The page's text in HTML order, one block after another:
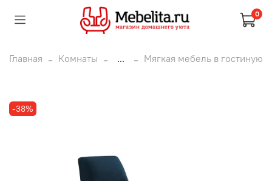
0
Главная Комнаты ... Мягкая мебель в гостиную
-38%